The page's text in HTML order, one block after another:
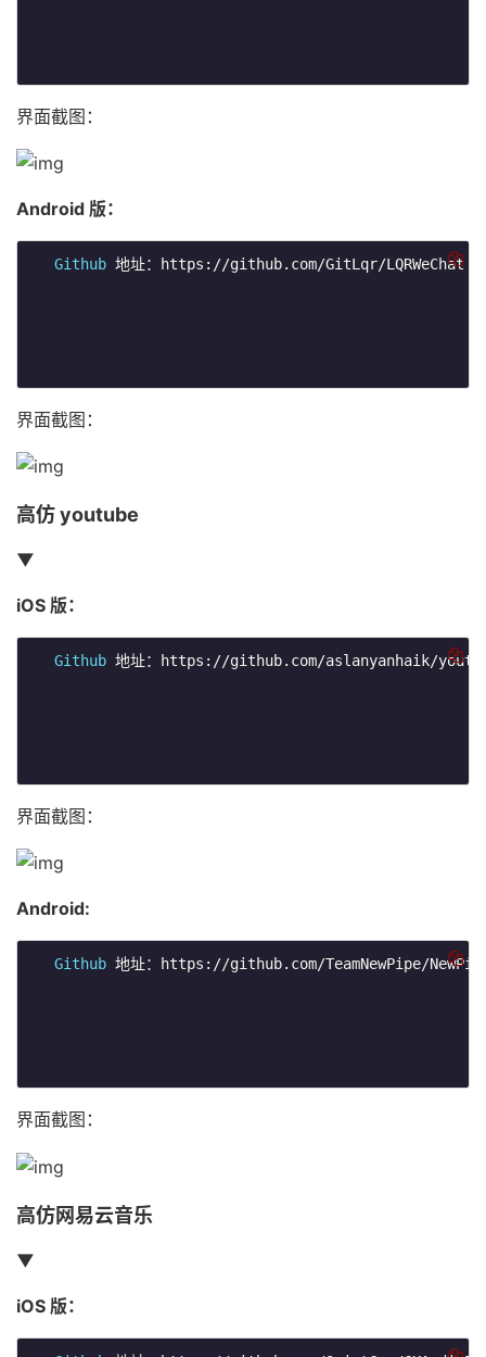
界面截图：
Android 版：
Github 地址：https://github.com/GitLqr/LQRWeChat
界面截图：
高仿 youtube
▼
iOS 版：
Github 地址：https://github.com/aslanyanhaik/
界面截图：
Android:
Github 地址：https://github.com/TeamNewPipe/
界面截图：
高仿网易云音乐
▼
iOS 版：